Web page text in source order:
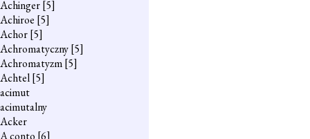
Achinger[5]
Achiroe [5]
Achor[5]
Achromatyczny[5]
Achromatyzm[5]
Achtel[5]
acimut
acimutalny
Acker
A conto [6]